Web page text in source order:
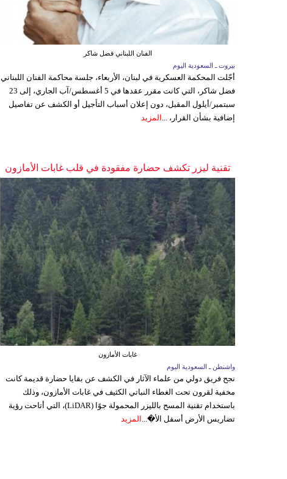
الفنان اللبناني فضل شاكر
بيروت ـ السعودية اليوم
أجّلت المحكمة العسكرية في لبنان، الأربعاء، جلسة محاكمة الفنان اللبناني
فضل شاكر، التي كانت مقرر عقدها في 5 أغسطس/آب الجاري، إلى 23
سبتمبر/أيلول المقبل، دون إعلان أسباب التأجيل أو الكشف عن تفاصيل
إضافية بشأن القرار، ... المزيد
تقنية ليزر تكشف حضارة مفقودة في قلب غابات الأمازون
غابات الأمازون
واشنطن ـ السعودية اليوم
نجح فريق دولي من علماء الآثار في الكشف عن بقايا حضارة قديمة كانت
مخفية لقرون تحت الغطاء النباتي الكثيف في غابات الأمازون، وذلك
باستخدام تقنية المسح بالليزر المحمولة جوًا (LiDAR)، التي أتاحت رؤية
تضاريس الأرض أسفل الأ�... المزيد